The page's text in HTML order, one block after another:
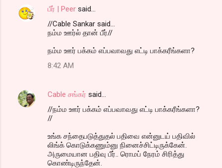
பீர் | Peer said…
//Cable Sankar said...
நம்ம ஊர்ல் தான் பீர்//
நம்ம ஊர் பக்கம் எப்பவாவது எட்டி பாக்கரீங்களா?
8:42 AM
Cable சங்கர் said…
//நம்ம ஊர் பக்கம் எப்பவாவது எட்டி பாக்கரீங்களா?
//
உங்க சந்தைபடுத்துதல் பதிவை என்னுடய் பதிவில்
லிங்க் கொடுக்கணும்னு நினைச்சிட்டிருக்கேன்.
அருமையான பதிவு பீர்.. ரொமப் நேரம் சிரித்து
கொண்டிருந்தேன்.